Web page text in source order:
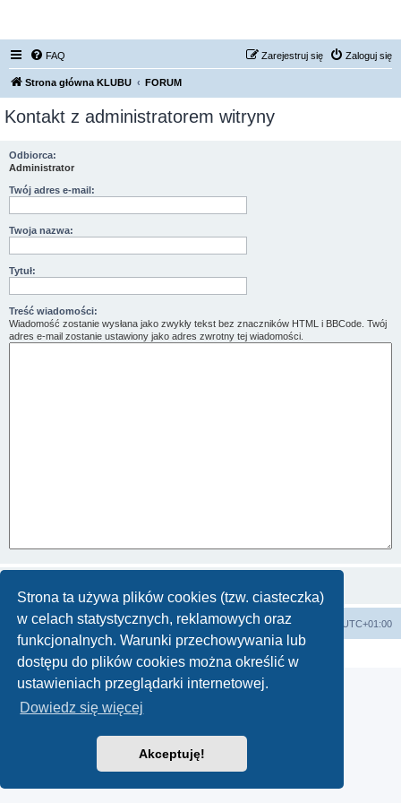
Strona ta używa plików cookies (tzw. ciasteczka)
w celach statystycznych, reklamowych oraz
funkcjonalnych. Warunki przechowywania lub
dostępu do plików cookies można określić w
ustawieniach przeglądarki internetowej.
Dowiedz się więcej
Akceptuję!
FAQ Zaloguj się
Zarejestruj się
Strona główna KLUBU FORUM
Kontakt z administratorem witryny
Odbiorca:
Administrator
Twój adres e-mail:
Twoja nazwa:
Tytuł:
Treść wiadomości:
Wiadomość zostanie wysłana jako zwykły tekst bez znaczników HTML i BBCode. Twój
adres e-mail zostanie ustawiony jako adres zwrotny tej wiadomości.
Strona główna KLUBU FORUM Strefa czasowa UTC+01:00
Technologię dostarczaphpBB® Forum Software © phpBB Limited
Polski pakiet językowy dostarczaphpBB.pl